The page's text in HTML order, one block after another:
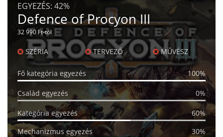
EGYEZÉS: 42%
Defence of Procyon III
32 990 Ft-tól
SZÉRIA TERVEZŐ MŰVÉSZ
Fő kategória egyezés 100%
Család egyezés 0%
Kategória egyezés
60%
Mechanizmus egyezés
30%